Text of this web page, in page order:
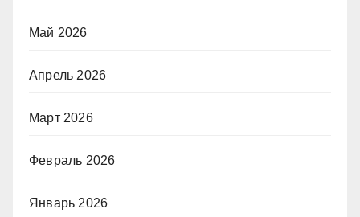
Май 2026
Апрель 2026
Март 2026
Февраль 2026
Январь 2026